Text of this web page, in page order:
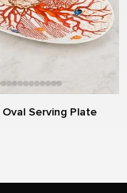
Serving Plate